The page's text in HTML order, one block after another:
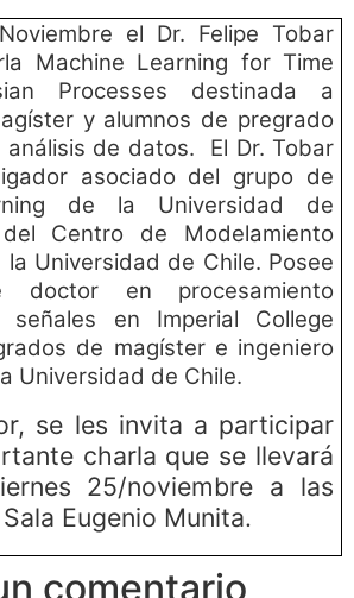
el Dr. Felipe Tobar
​Machine Learning for Time
Processes destinada a
y alumnos de pregrado
análisis de datos. El Dr. Tobar
asociado del grupo de
de la Universidad de
Centro de Modelamiento
Universidad de Chile. Posee
en procesamiento
en Imperial College
de magíster e ingeniero
Universidad de Chile.
se les invita a participar
charla que se llevará
25/noviembre a las
Eugenio Munita.
comentario